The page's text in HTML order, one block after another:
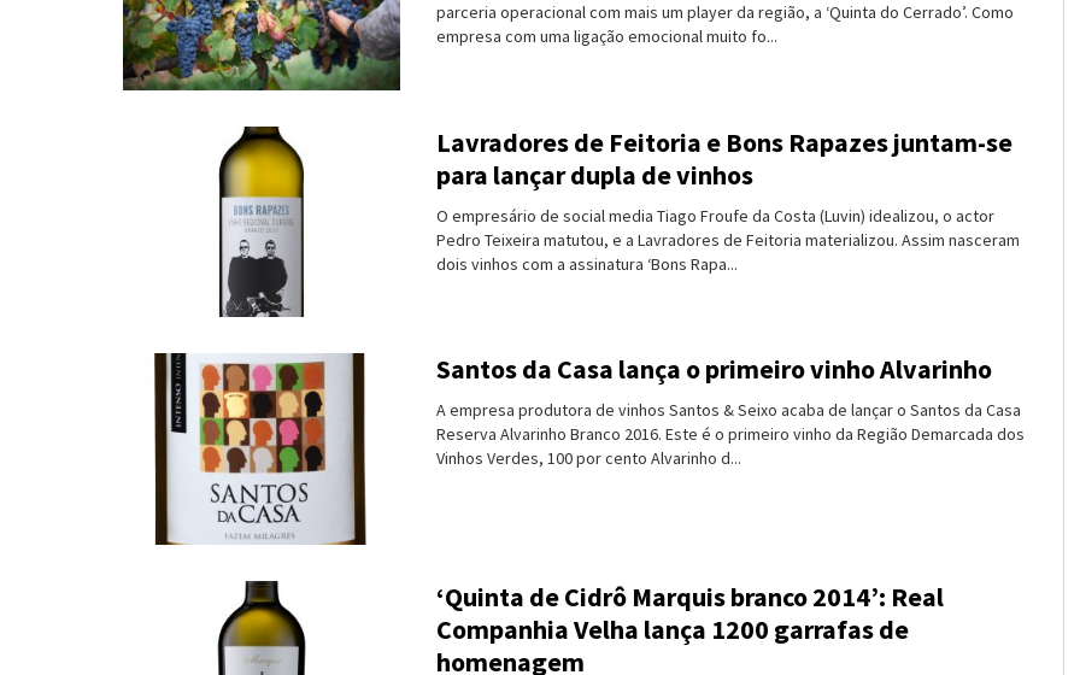
Gastronomia
Electrónica e Informática
parceria operacional com mais um player da região, a ‘Quinta do Cerrado’. Como
empresa com uma ligação emocional muito fo...
Lavradores de Feitoria e Bons Rapazes juntam-se
para lançar dupla de vinhos
O empresário de social media Tiago Froufe da Costa (Luvin) idealizou, o actor
Pedro Teixeira matutou, e a Lavradores de Feitoria materializou. Assim nasceram
dois vinhos com a assinatura ‘Bons Rapa...
Santos da Casa lança o primeiro vinho Alvarinho
A empresa produtora de vinhos Santos & Seixo acaba de lançar o Santos da Casa
Reserva Alvarinho Branco 2016. Este é o primeiro vinho da Região Demarcada dos
Vinhos Verdes, 100 por cento Alvarinho d...
‘Quinta de Cidrô Marquis branco 2014’: Real
Companhia Velha lança 1200 garrafas de
homenagem